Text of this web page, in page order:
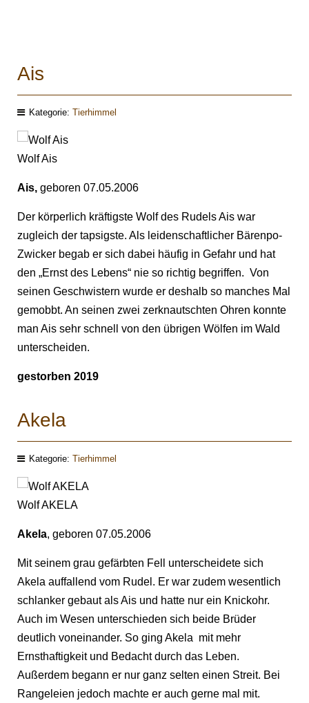
Ais
Kategorie: Tierhimmel
Wolf Ais
Ais, geboren 07.05.2006
Der körperlich kräftigste Wolf des Rudels Ais war
zugleich der tapsigste. Als leidenschaftlicher Bärenpo-
Zwicker begab er sich dabei häufig in Gefahr und hat
den „Ernst des Lebens“ nie so richtig begriffen. Von
seinen Geschwistern wurde er deshalb so manches Mal
gemobbt. An seinen zwei zerknautschten Ohren konnte
man Ais sehr schnell von den übrigen Wölfen im Wald
unterscheiden.
gestorben 2019
Akela
Kategorie: Tierhimmel
Wolf AKELA
Akela, geboren 07.05.2006
Mit seinem grau gefärbten Fell unterscheidete sich
Akela auffallend vom Rudel. Er war zudem wesentlich
schlanker gebaut als Ais und hatte nur ein Knickohr.
Auch im Wesen unterschieden sich beide Brüder
deutlich voneinander. So ging Akela mit mehr
Ernsthaftigkeit und Bedacht durch das Leben.
Außerdem begann er nur ganz selten einen Streit. Bei
Rangeleien jedoch machte er auch gerne mal mit.